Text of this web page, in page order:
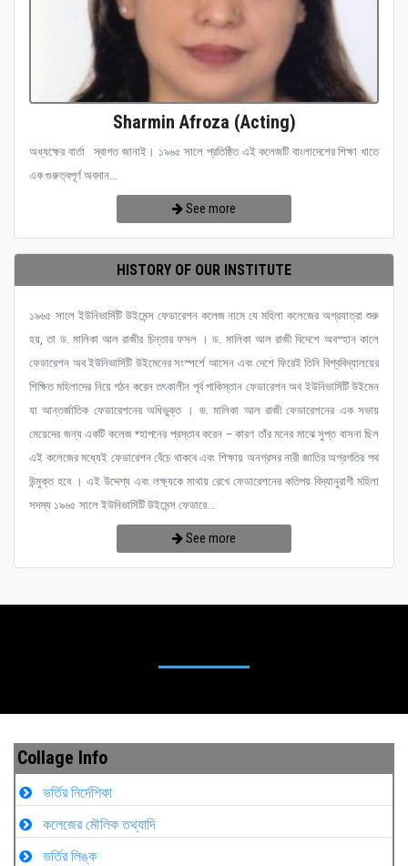
Sharmin Afroza (Acting)
অধ্যক্ষের বার্তা স্বাগত জানাই। ১৯৬৫ সালে প্রতিষ্ঠিত এই কলেজটি বাংলাদেশের শিক্ষা খাতে
এক গুরুত্বপূর্ণ অবদান...
See more
HISTORY OF OUR INSTITUTE
১৯৬৫ সালে ইউনিভার্সিটি উইমেন্স ফেডারেশন কলেজ নামে যে মহিলা কলেজের অগ্রযাত্রা শুরু
হয়, তা ড. মালিকা আল রাজীর চিন্তার ফসল । ড. মালিকা আল রাজী বিদেশে অবস্হান কালে
ফেডারেশন অব ইউনিভার্সিটি উইমেনের সংস্পর্শে আসেন এবং দেশে ফিরেই তিনি বিশ্ববিদ্যালয়ের
শিক্ষিত মহিলাদের নিয়ে গঠন করেন তৎকালীন পূর্ব পাকিস্তান ফেডারেশন অব ইউনিভার্সিটি উইমেন
যা আন্তর্জাতিক ফেডারেশনের অধিভুক্ত । ড. মালিকা আল রাজী ফেডারেশনের এক সভায়
মেয়েদের জন্য একটি কলেজ ষ্হাপনের প্রস্তাব করেন – কারণ তাঁর মনের মাঝে সুপ্ত বাসনা ছিল
এই কলেজের মধ্যেই ফেডারেশন বেঁচে থাকবে এবং শিক্ষায় অনগ্রসর নারী জাতির অগ্রগতির পথ
উন্মুক্ত হবে । এই উদ্দেশ্য এবং লক্ষ্যকে মাথায় রেখে ফেডারেশনের কতিপয় বিদ্যানুরাগী মহিলা
সদস্য ১৯৬৫ সালে ইউনিভার্সিটি উইমেন্স ফেডারে...
See more
Collage Info
ভর্তির নির্দেশিকা
কলেজের মৌলিক তথ্যাদি
ভর্তির লিঙ্ক